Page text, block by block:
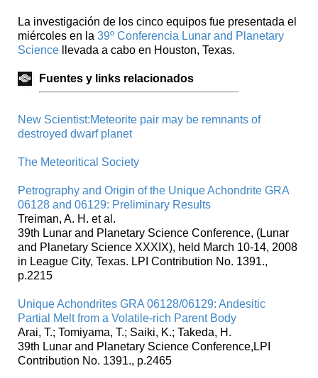
La investigación de los cinco equipos fue presentada el
miércoles en la 39º Conferencia Lunar and Planetary
Science llevada a cabo en Houston, Texas.
Fuentes y links relacionados
New Scientist:Meteorite pair may be remnants of
destroyed dwarf planet
The Meteoritical Society
Petrography and Origin of the Unique Achondrite GRA
06128 and 06129: Preliminary Results
Treiman, A. H. et al.
39th Lunar and Planetary Science Conference, (Lunar
and Planetary Science XXXIX), held March 10-14, 2008
in League City, Texas. LPI Contribution No. 1391.,
p.2215
Unique Achondrites GRA 06128/06129: Andesitic
Partial Melt from a Volatile-rich Parent Body
Arai, T.; Tomiyama, T.; Saiki, K.; Takeda, H.
39th Lunar and Planetary Science Conference,LPI
Contribution No. 1391., p.2465